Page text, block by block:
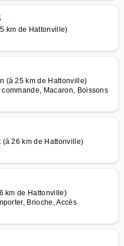
km de Hattonville)
(à 25 km de Hattonville)
Macaron, Boissons
26 km de Hattonville)
km de Hattonville)
Brioche, Accès